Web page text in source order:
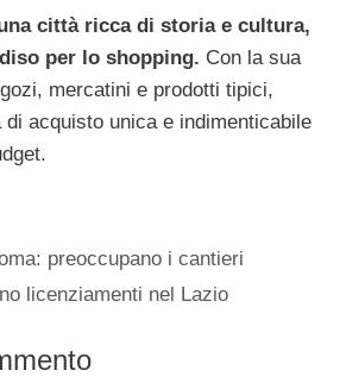
città ricca di storia e cultura,
per lo shopping. Con la sua
mercatini e prodotti tipici,
di acquisto unica e indimenticabile
preoccupano i cantieri
licenziamenti nel Lazio